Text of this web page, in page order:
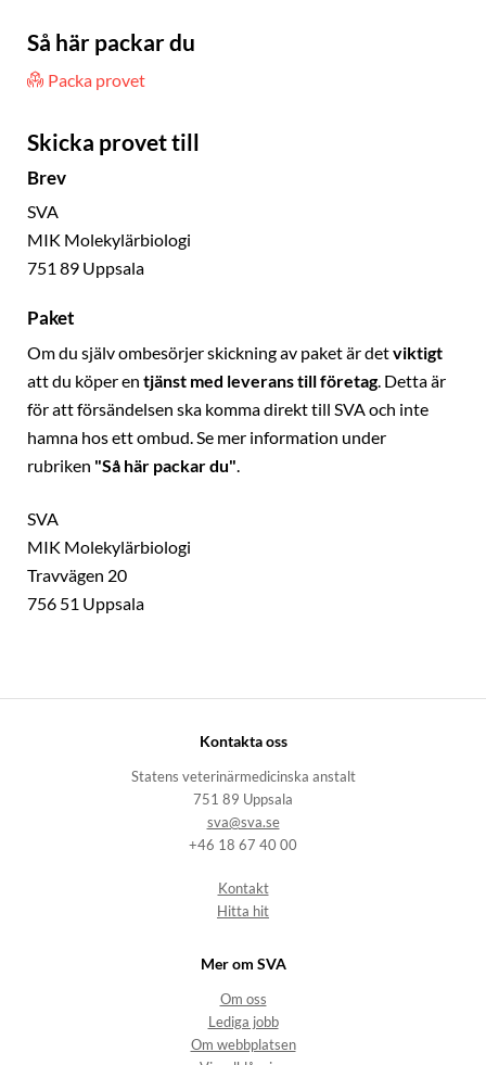
Så här packar du
Packa provet
Skicka provet till
Brev
SVA
MIK Molekylärbiologi
751 89 Uppsala
Paket
Om du själv ombesörjer skickning av paket är detviktigt
att du köper en tjänst med leverans till företag. Detta är
för att försändelsen ska komma direkt till SVA och inte
hamna hos ett ombud. Se mer information under
rubriken "Så här packar du".
SVA
MIK Molekylärbiologi
Travvägen 20
756 51 Uppsala
Kontakta oss
Statens veterinärmedicinska anstalt
751 89 Uppsala
sva@sva.se
+46 18 67 40 00
Kontakt
Hitta hit
Mer om SVA
Om oss
Lediga jobb
Om webbplatsen